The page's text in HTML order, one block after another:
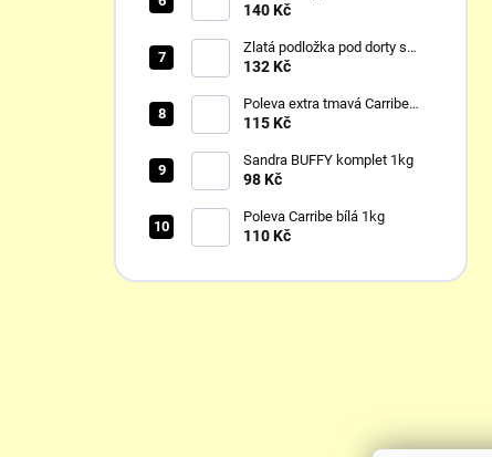
140 Kč
Zlatá podložka pod dorty s
lemem
132 Kč
Poleva extra tmavá Carribe
1kg
115 Kč
Sandra BUFFY komplet 1kg
98 Kč
Poleva Carribe bílá 1kg
110 Kč